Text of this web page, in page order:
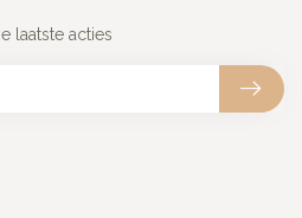
laatste acties